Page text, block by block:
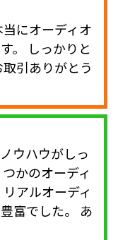
にオーディオ
。 しっかりと
引ありがとう
ウハウがしっ
かのオーディ
アルオーディ
富でした。 あ